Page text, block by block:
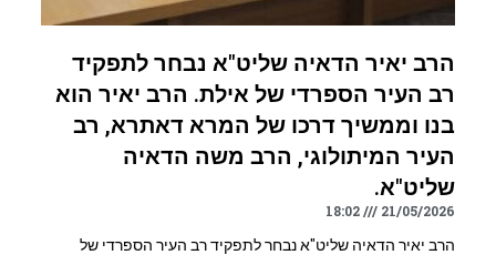
הרב יאיר הדאיה שליט"א נבחר לתפקיד
רב העיר הספרדי של אילת. הרב יאיר הוא
בנו וממשיך דרכו של המרא דאתרא, רב
העיר המיתולוגי, הרב משה הדאיה
שליט"א.
21/05/2026
18:02
הרב יאיר הדאיה שליט"א נבחר לתפקיד רב העיר הספרדי של